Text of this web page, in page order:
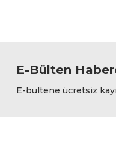
Bu ürüne benzer
E-Bülten
E-bültene ücretsiz